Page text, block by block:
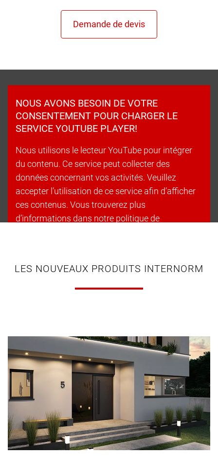
NOUS AVONS BESOIN DE VOTRE
CONSENTEMENT POUR CHARGER LE
SERVICE YOUTUBE PLAYER!
Nous utilisons le lecteur YouTube pour intégrer
du contenu. Ce service peut collecter des
données concernant vos activités. Veuillez
accepter l’utilisation de ce service afin d’afficher
ces contenus. Vous trouverez plus
d’informations dans notre politique de
LES NOUVEAUX PRODUITS INTERNORM